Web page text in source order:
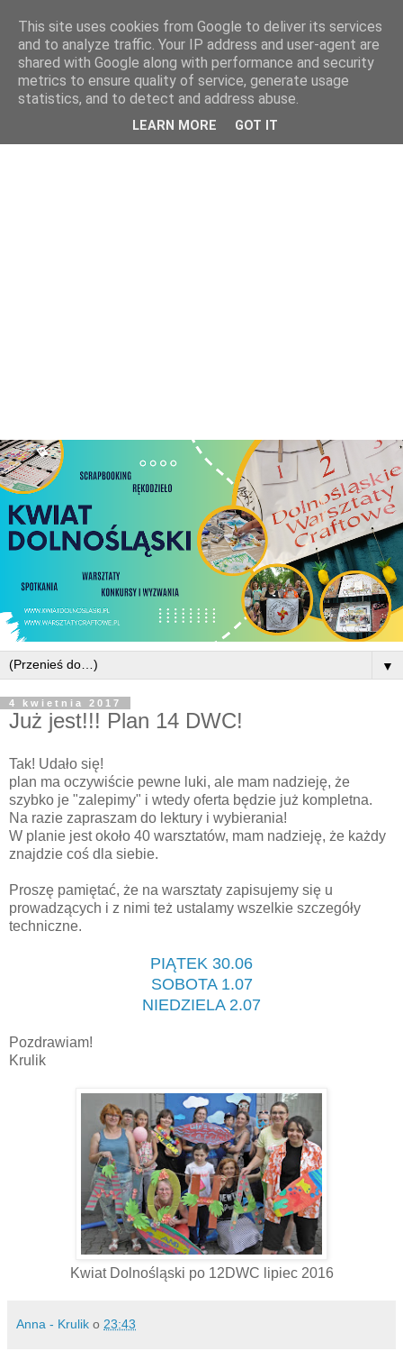
▼
4 kwietnia 2017
Już jest!!! Plan 14 DWC!
Tak! Udało się!
plan ma oczywiście pewne luki, ale mam nadzieję, że
szybko je "zalepimy" i wtedy oferta będzie już kompletna.
Na razie zapraszam do lektury i wybierania!
W planie jest około 40 warsztatów, mam nadzieję, że każdy
znajdzie coś dla siebie.
Proszę pamiętać, że na warsztaty zapisujemy się u
prowadzących i z nimi też ustalamy wszelkie szczegóły
techniczne.
PIĄTEK 30.06
SOBOTA 1.07
NIEDZIELA 2.07
Pozdrawiam!
Krulik
Kwiat Dolnośląski po 12DWC lipiec 2016
Anna - Krulik o 23:43
This site uses cookies from Google to deliver its services
and to analyze traffic. Your IP address and user-agent are
shared with Google along with performance and security
metrics to ensure quality of service, generate usage
statistics, and to detect and address abuse.
LEARN MORE GOT IT